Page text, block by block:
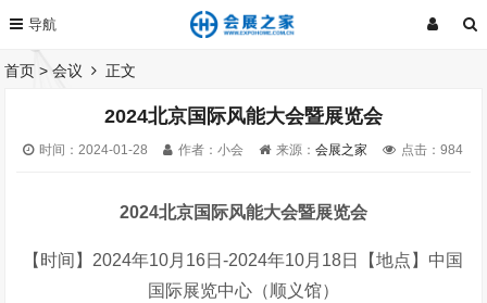
首页 >会议 正文
2024北京国际风能大会暨展览会
时间：2024-01-28 作者：小会 来源：会展之家 点击：984
2024北京国际风能大会暨展览会
【时间】2024年10月16日-2024年10月18日【地点】中国
国际展览中心（顺义馆）